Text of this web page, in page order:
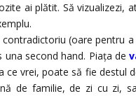
ai plătit. Să vizualizezi,
(oare pentru
una second hand. Piața de
ce vrei, poate să fie destul
de familie, de zi cu zi,